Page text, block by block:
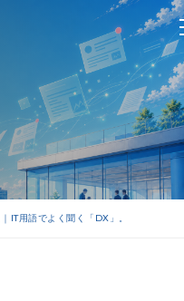
用語でよく聞く「DX」。